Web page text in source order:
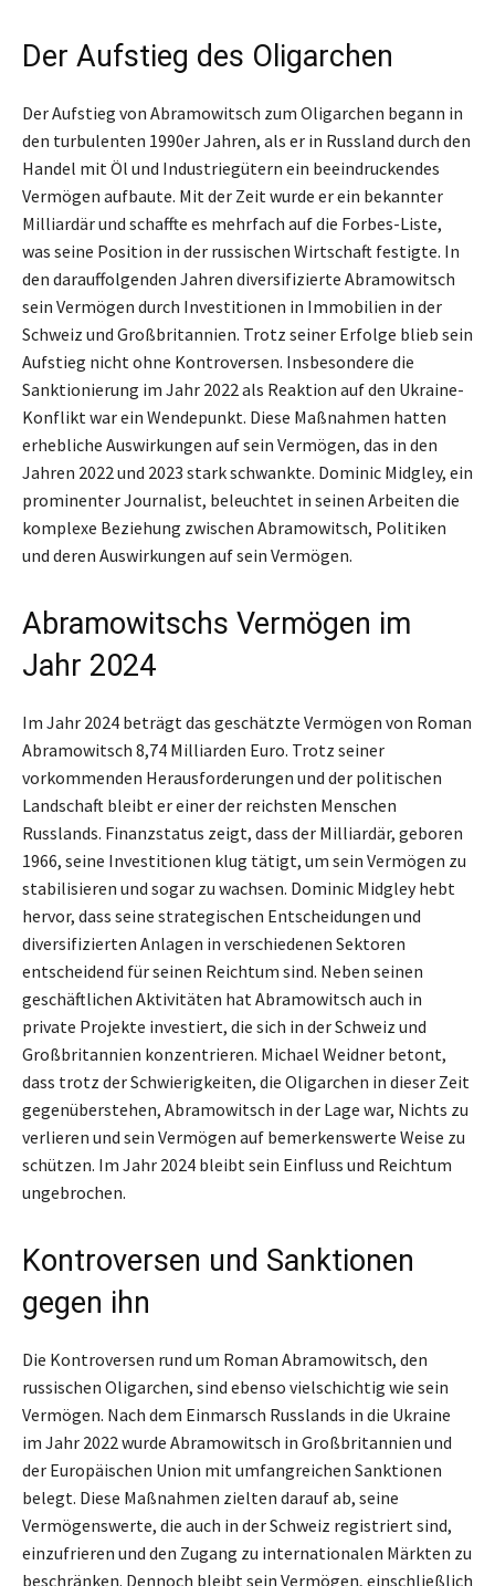
Der Aufstieg des Oligarchen
Der Aufstieg von Abramowitsch zum Oligarchen begann in
den turbulenten 1990er Jahren, als er in Russland durch den
Handel mit Öl und Industriegütern ein beeindruckendes
Vermögen aufbaute. Mit der Zeit wurde er ein bekannter
Milliardär und schaffte es mehrfach auf die Forbes-Liste,
was seine Position in der russischen Wirtschaft festigte. In
den darauffolgenden Jahren diversifizierte Abramowitsch
sein Vermögen durch Investitionen in Immobilien in der
Schweiz und Großbritannien. Trotz seiner Erfolge blieb sein
Aufstieg nicht ohne Kontroversen. Insbesondere die
Sanktionierung im Jahr 2022 als Reaktion auf den Ukraine-
Konflikt war ein Wendepunkt. Diese Maßnahmen hatten
erhebliche Auswirkungen auf sein Vermögen, das in den
Jahren 2022 und 2023 stark schwankte. Dominic Midgley, ein
prominenter Journalist, beleuchtet in seinen Arbeiten die
komplexe Beziehung zwischen Abramowitsch, Politiken
und deren Auswirkungen auf sein Vermögen.
Abramowitschs Vermögen im
Jahr 2024
Im Jahr 2024 beträgt das geschätzte Vermögen von Roman
Abramowitsch 8,74 Milliarden Euro. Trotz seiner
vorkommenden Herausforderungen und der politischen
Landschaft bleibt er einer der reichsten Menschen
Russlands. Finanzstatus zeigt, dass der Milliardär, geboren
1966, seine Investitionen klug tätigt, um sein Vermögen zu
stabilisieren und sogar zu wachsen. Dominic Midgley hebt
hervor, dass seine strategischen Entscheidungen und
diversifizierten Anlagen in verschiedenen Sektoren
entscheidend für seinen Reichtum sind. Neben seinen
geschäftlichen Aktivitäten hat Abramowitsch auch in
private Projekte investiert, die sich in der Schweiz und
Großbritannien konzentrieren. Michael Weidner betont,
dass trotz der Schwierigkeiten, die Oligarchen in dieser Zeit
gegenüberstehen, Abramowitsch in der Lage war, Nichts zu
verlieren und sein Vermögen auf bemerkenswerte Weise zu
schützen. Im Jahr 2024 bleibt sein Einfluss und Reichtum
ungebrochen.
Kontroversen und Sanktionen
gegen ihn
Die Kontroversen rund um Roman Abramowitsch, den
russischen Oligarchen, sind ebenso vielschichtig wie sein
Vermögen. Nach dem Einmarsch Russlands in die Ukraine
im Jahr 2022 wurde Abramowitsch in Großbritannien und
der Europäischen Union mit umfangreichen Sanktionen
belegt. Diese Maßnahmen zielten darauf ab, seine
Vermögenswerte, die auch in der Schweiz registriert sind,
einzufrieren und den Zugang zu internationalen Märkten zu
beschränken. Dennoch bleibt sein Vermögen, einschließlich